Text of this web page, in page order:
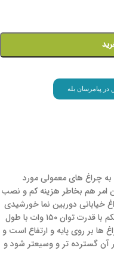
در پیامرسان بله
چراغ های معمولی مورد
امر هم بخاطر هزینه کم و نصب
دوربین نما خورشیدی
است که دارای بدنه محکم با قدرت توان ۱۵۰ وات با طول
چراغ ها بر روی پایه و ارتفاع است و
آن گسترده تر و وسیعتر شود و